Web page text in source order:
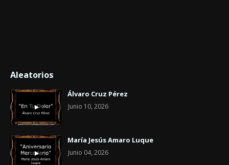
Aleatorios
Álvaro Cruz Pérez
Junio 10, 2026
María Jesús Amaro Luque
Junio 04, 2026